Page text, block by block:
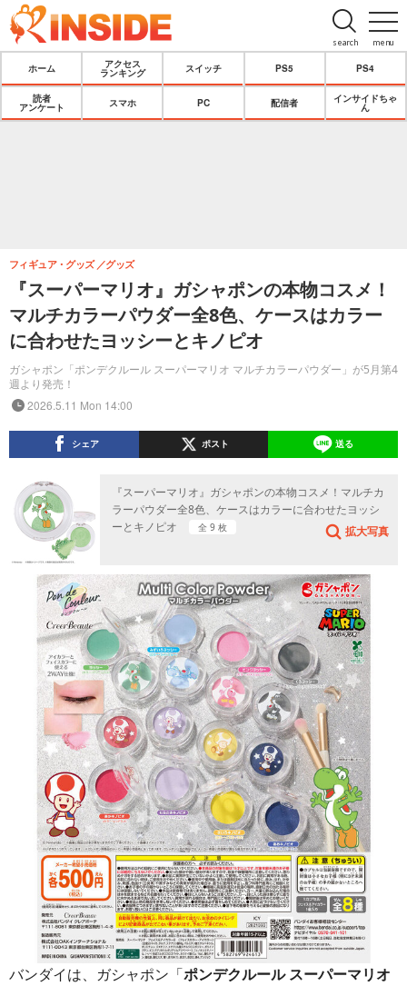
menu
search
ホーム
アクセス
ランキング
スイッチ PS5 PS4
読者
アンケート
スマホ PC 配信者
インサイドちゃ
ん
『スーパーマリオ』ガシャポンの本物コスメ！
マルチカラーパウダー全8色、ケースはカラー
に合わせたヨッシーとキノピオ
ガシャポン「ポンデクルール スーパーマリオ マルチカラーパウダー」が5月第4
週より発売！
フィギュア・グッズ グッズ
2026.5.11 Mon 14:00
シェア ポスト 送る
『スーパーマリオ』ガシャポンの本物コスメ！マルチカ
ラーパウダー全8色、ケースはカラーに合わせたヨッシ
ーとキノピオ
全 9 枚 拡大写真
バンダイは、ガシャポン「ポンデクルール スーパーマリオ